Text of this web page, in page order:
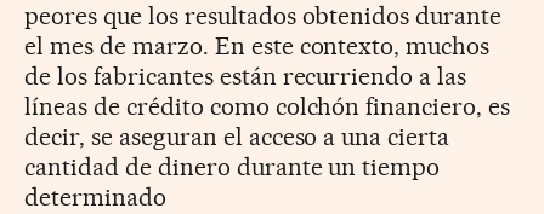
peores que los resultados obtenidos durante
el mes de marzo. En este contexto, muchos
de los fabricantes están recurriendo a las
líneas de crédito como colchón financiero, es
decir, se aseguran el acceso a una cierta
cantidad de dinero durante un tiempo
determinado